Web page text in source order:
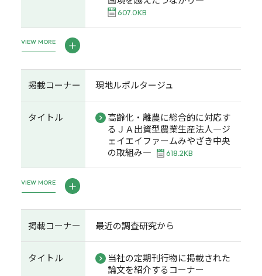
607.0KB
VIEW MORE
掲載コーナー 現地ルポルタージュ
タイトル
高齢化・離農に総合的に対応す
るＪＡ出資型農業生産法人―ジ
ェイエイファームみやざき中央
の取組み―
618.2KB
VIEW MORE
掲載コーナー 最近の調査研究から
タイトル
当社の定期刊行物に掲載された
論文を紹介するコーナー